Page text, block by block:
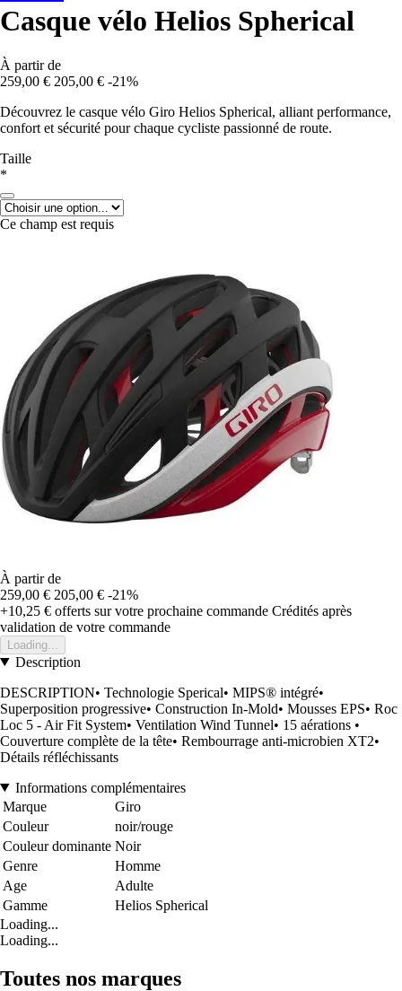
Casque vélo Helios Spherical
À partir de
259,00 € 205,00 € -21%
Découvrez le casque vélo Giro Helios Spherical, alliant performance,
confort et sécurité pour chaque cycliste passionné de route.
Taille
*
Ce champ est requis
À partir de
259,00 € 205,00 € -21%
+10,25 € offerts sur votre prochaine commande Crédités après
validation de votre commande
Loading...
Description
DESCRIPTION• Technologie Sperical• MIPS® intégré•
Superposition progressive• Construction In-Mold• Mousses EPS• Roc
Loc 5 - Air Fit System• Ventilation Wind Tunnel• 15 aérations •
Couverture complète de la tête• Rembourrage anti-microbien XT2•
Détails réfléchissants
Informations complémentaires
Marque
Giro
Couleur
noir/rouge
Couleur dominante Noir
Genre
Homme
Age
Adulte
Gamme
Helios Spherical
Loading...
Loading...
Toutes nos marques